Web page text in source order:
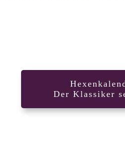
Der Klassiker